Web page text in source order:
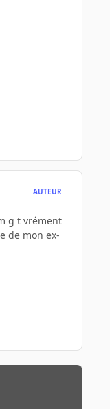
AUTEUR
g t vrément
de mon ex-